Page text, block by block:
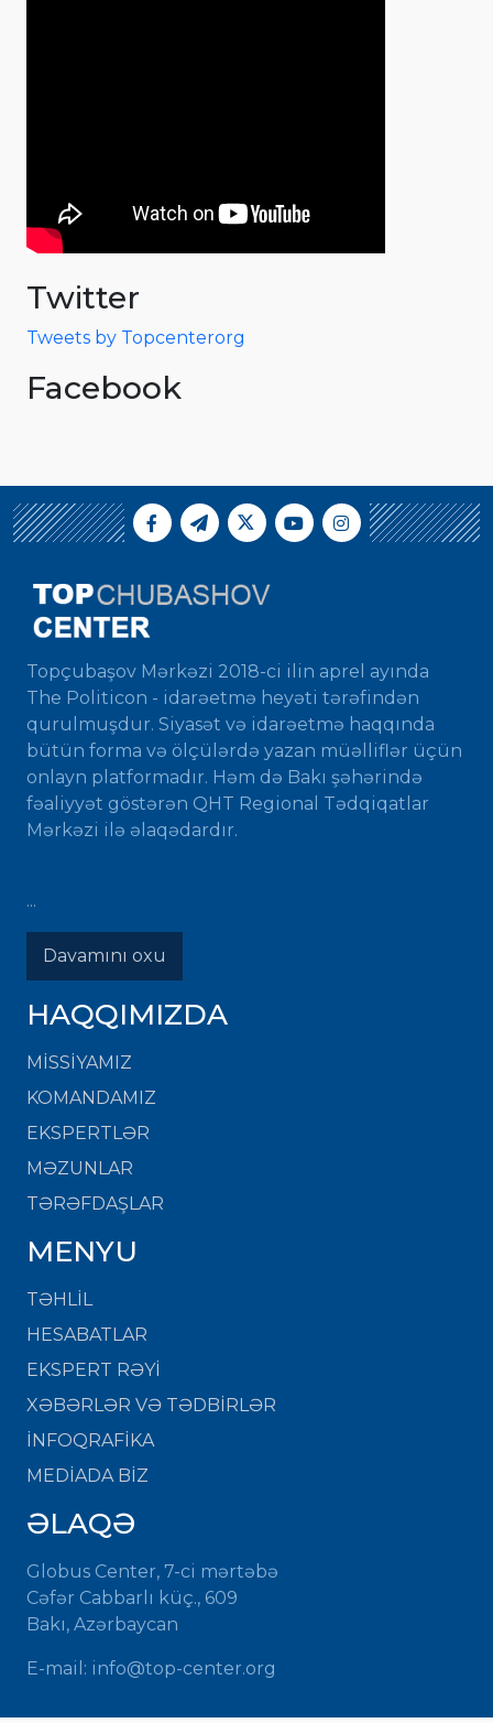
Twitter
Tweets by Topcenterorg
Facebook
Topçubaşov Mərkəzi 2018-ci ilin aprel ayında
The Politicon - idarəetmə heyəti tərəfindən
qurulmuşdur. Siyasət və idarəetmə haqqında
bütün forma və ölçülərdə yazan müəlliflər üçün
onlayn platformadır. Həm də Bakı şəhərində
fəaliyyət göstərən QHT Regional Tədqiqatlar
Mərkəzi ilə əlaqədardır.
...
Davamını oxu
HAQQIMIZDA
MISSIYAMIZ
KOMANDAMIZ
EKSPERTLƏR
MƏZUNLAR
TƏRƏFDAŞLAR
MENYU
TƏHLİL
HESABATLAR
EKSPERT RƏYİ
XƏBƏRLƏR VƏ TƏDBİRLƏR
İNFOQRAFİKA
MEDİADA BİZ
ƏLAQƏ
Globus Center, 7-ci mərtəbə
Cəfər Cabbarlı küç., 609
Bakı, Azərbaycan
E-mail: info@top-center.org